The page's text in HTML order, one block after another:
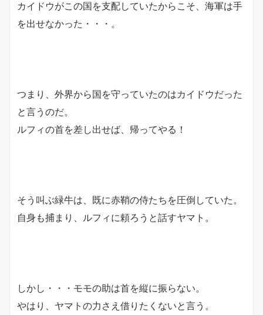
カイドウがこの国を支配していたからこそ、海軍は手
を出せなかった・・・。
つまり、外界から国を守っていたのはカイドウだった
と言うのだ。
ルフィの首を差し出せば、帰ってやる！
そう叫ぶ緑牛は、既に赤鞘の侍たちを圧倒していた。
自身も捕まり、ルフィに頼ろうと話すヤマト。
しかし・・・モモの助は首を縦に振らない。
やはり、ヤマトの力さえ借りたくないと言う。